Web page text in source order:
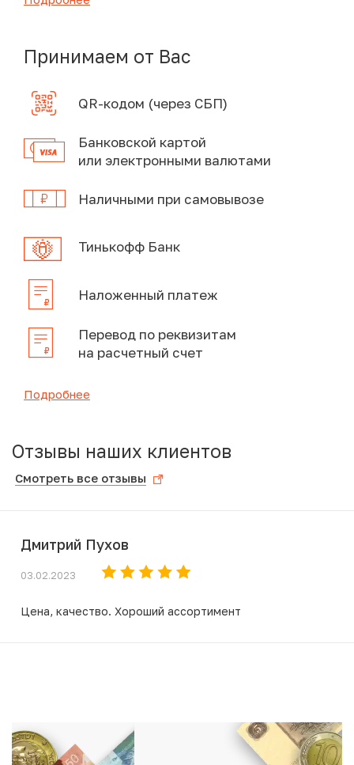
Принимаем от Вас
QR-кодом (через СБП)
Банковской картой
или электронными валютами
Наличными при самовывозе
Тинькофф Банк
Наложенный платеж
Перевод по реквизитам
на расчетный счет
Подробнее
Отзывы наших клиентов
Смотреть все отзывы
Дмитрий Пухов
03.02.2023
Цена, качество. Хороший ассортимент